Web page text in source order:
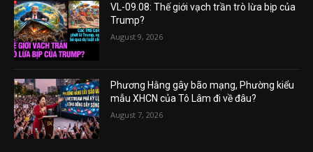
VL-09.08: Thế giới vạch trần trò lừa bịp của
Trump?
August 9, 2026
Phương Hằng gây bão mạng, Phường kiểu
mẫu XHCN của Tô Lâm đi về đâu?
August 7, 2026